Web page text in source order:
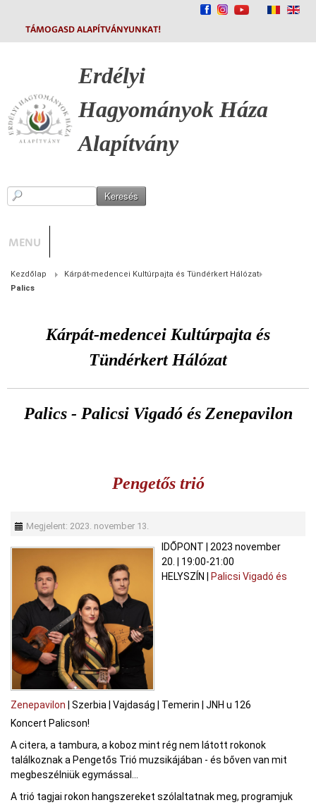
TÁMOGASD ALAPÍTVÁNYUNKAT!
Erdélyi
Hagyományok Háza
Alapítvány
MENU
Kezdőlap
Kárpát-medencei Kultúrpajta és Tündérkert Hálózat
Palics
Kárpát-medencei Kultúrpajta és
Tündérkert Hálózat
Palics - Palicsi Vigadóés Zenepavilon
Pengetős trió
Megjelent: 2023. november 13.
IDŐPONT
2023 november
20.
19:00-21:00
HELYSZÍN
Palicsi Vigadó és
Zenepavilon Szerbia Vajdaság Temerin
JNH u 126
Koncert Palicson!
A citera, a tambura, a koboz mint rég nem látott rokonok
találkoznak a Pengetős Trió muzsikájában - és bőven van mit
megbeszélniük egymással...
A trió tagjai rokon hangszereket szólaltatnak meg, programjuk